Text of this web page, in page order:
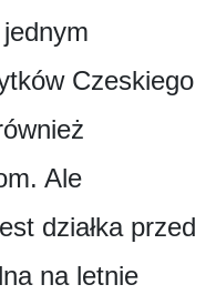
Czeskiego
Ale
działka przed
na letnie